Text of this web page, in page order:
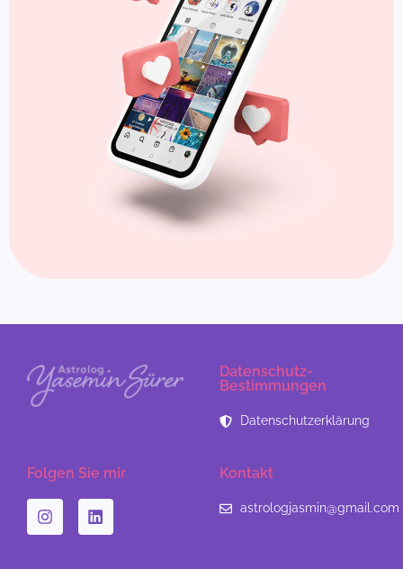
Datenschutz-
Bestimmungen
Datenschutzerklärung
Folgen Sie mir Kontakt
astrologjasmin@gmail.com